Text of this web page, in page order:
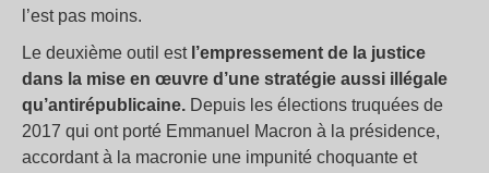
l’est pas moins.
Le deuxième outil estl’empressement de la justice
dans la mise en œuvre d’une stratégie aussi illégale
qu’antirépublicaine. Depuis les élections truquées de
2017 qui ont porté Emmanuel Macron à la présidence,
accordant à la macronie une impunité choquante et